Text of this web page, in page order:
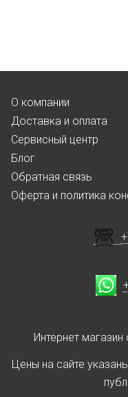
О компании
Доставка и оплата
Сервисный центр
Блог
Обратная связь
Оферта и политика
Интернет
Цены на сайте